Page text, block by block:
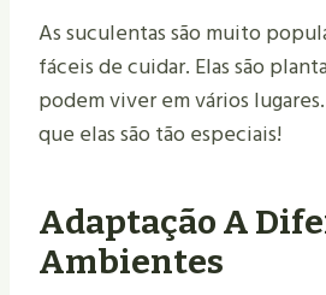
As suculentas são muito
fáceis de cuidar. Elas são
podem viver em vários
que elas são tão especiais!
Adaptação A
Ambientes